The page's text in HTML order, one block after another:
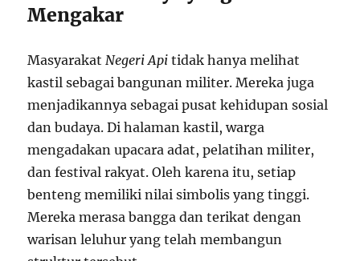
Mengakar
MasyarakatNegeri Api tidak hanya melihat
kastil sebagai bangunan militer. Mereka juga
menjadikannya sebagai pusat kehidupan sosial
dan budaya. Di halaman kastil, warga
mengadakan upacara adat, pelatihan militer,
dan festival rakyat. Oleh karena itu, setiap
benteng memiliki nilai simbolis yang tinggi.
Mereka merasa bangga dan terikat dengan
warisan leluhur yang telah membangun